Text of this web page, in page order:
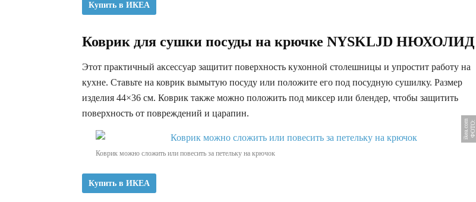
Купить в ИКЕА
Коврик для сушки посуды на крючке NYSKLJD НЮХОЛИД
Этот практичный аксессуар защитит поверхность кухонной столешницы и упростит работу на
кухне. Ставьте на коврик вымытую посуду или положите его под посудную сушилку. Размер
изделия 44×36 см. Коврик также можно положить под миксер или блендер, чтобы защитить
поверхность от повреждений и царапин.
Ф
О
Т
О
:
i
k
e
a
.
c
o
m
Коврик можно сложить или повесить за петельку на крючок
Купить в ИКЕА